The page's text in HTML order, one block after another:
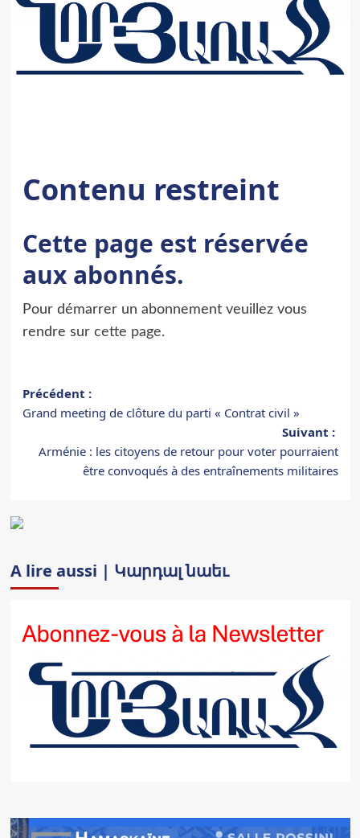
Contenu restreint
Cette page est réservée
aux abonnés.
Pour démarrer un abonnement veuillez vous
rendre sur cette page.
Navigation
d’article
Précédent :
Grand meeting de clôture du parti « Contrat civil »
Suivant :
Arménie : les citoyens de retour pour voter pourraient
être convoqués à des entraînements militaires
A lire aussi | Կարդալ նաեւ